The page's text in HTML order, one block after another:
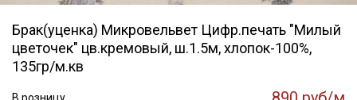
Брак(уценка) Микровельвет Цифр.печать "Милый
цветочек" цв.кремовый, ш.1.5м, хлопок-100%,
135гр/м.кв